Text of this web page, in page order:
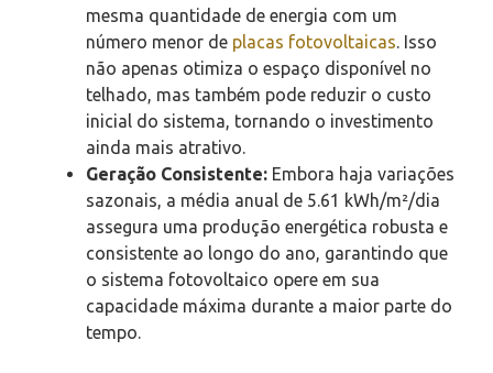
mesma quantidade de energia com um
número menor de placas fotovoltaicas . Isso
não apenas otimiza o espaço disponível no
telhado, mas também pode reduzir o custo
inicial do sistema, tornando o investimento
ainda mais atrativo.
Geração Consistente: Embora haja variações
sazonais, a média anual de 5.61 kWh/m²/dia
assegura uma produção energética robusta e
consistente ao longo do ano, garantindo que
o sistema fotovoltaico opere em sua
capacidade máxima durante a maior parte do
tempo.